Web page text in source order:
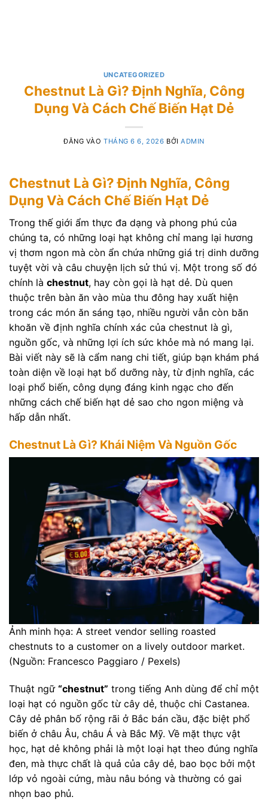
UNCATEGORIZED
Chestnut Là Gì? Định Nghĩa, Công
Dụng Và Cách Chế Biến Hạt Dẻ
ĐĂNG VÀO THÁNG 6 6, 2026 BỞIADMIN
Chestnut Là Gì? Định Nghĩa, Công
Dụng Và Cách Chế Biến Hạt Dẻ
Trong thế giới ẩm thực đa dạng và phong phú của
chúng ta, có những loại hạt không chỉ mang lại hương
vị thơm ngon mà còn ẩn chứa những giá trị dinh dưỡng
tuyệt vời và câu chuyện lịch sử thú vị. Một trong số đó
chính là chestnut, hay còn gọi là hạt dẻ. Dù quen
thuộc trên bàn ăn vào mùa thu đông hay xuất hiện
trong các món ăn sáng tạo, nhiều người vẫn còn băn
khoăn về định nghĩa chính xác của chestnut là gì,
nguồn gốc, và những lợi ích sức khỏe mà nó mang lại.
Bài viết này sẽ là cẩm nang chi tiết, giúp bạn khám phá
toàn diện về loại hạt bổ dưỡng này, từ định nghĩa, các
loại phổ biến, công dụng đáng kinh ngạc cho đến
những cách chế biến hạt dẻ sao cho ngon miệng và
hấp dẫn nhất.
Chestnut Là Gì? Khái Niệm Và Nguồn Gốc
Ảnh minh họa: A street vendor selling roasted
chestnuts to a customer on a lively outdoor market.
(Nguồn: Francesco Paggiaro / Pexels)
Thuật ngữ “chestnut” trong tiếng Anh dùng để chỉ một
loại hạt có nguồn gốc từ cây dẻ, thuộc chi Castanea.
Cây dẻ phân bố rộng rãi ở Bắc bán cầu, đặc biệt phổ
biến ở châu Âu, châu Á và Bắc Mỹ. Về mặt thực vật
học, hạt dẻ không phải là một loại hạt theo đúng nghĩa
đen, mà thực chất là quả của cây dẻ, bao bọc bởi một
lớp vỏ ngoài cứng, màu nâu bóng và thường có gai
nhọn bao phủ.